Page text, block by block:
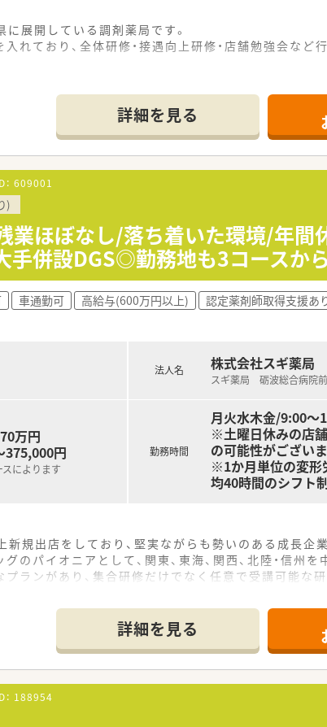
に展開している調剤薬局です。
れており、全体研修・接遇向上研修・店舗勉強会など行
詳細を見る
609001
)
残業ほぼなし/落ち着いた環境/年
手併設DGS◎勤務地も3コースか
車通勤可 高給与(600万円以上) 認定薬剤師取得支援あ
万円
375,000円
スによります
法人名 株式会社スギ薬局
スギ薬局 砺波総合病院
勤務時間
月火水木金/9:00～
※土曜日休みの店
の可能性がござい
※1か月単位の変形
均40時間のシフト
規出店をしており、堅実ながらも勢いのある成長企
のパイオニアとして、関東、東海、関西、北陸・信州
ランがあり、集合研修だけでなく任意で受講可能な
剤師（土日休み・19時までの勤務）どちらかの働き方を
く「医療モール・クリニック併設店舗」「敷地内薬局
的取り組んでおり「訪問調剤特化型店舗」を50店舗以
認定企業」「健康経営優良法人2023（大規模法人部
人事制度、評価制度、キャリア支援制度等があるのも特
詳細を見る
188954